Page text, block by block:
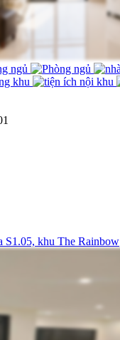
S1.05, khu The Rainbow